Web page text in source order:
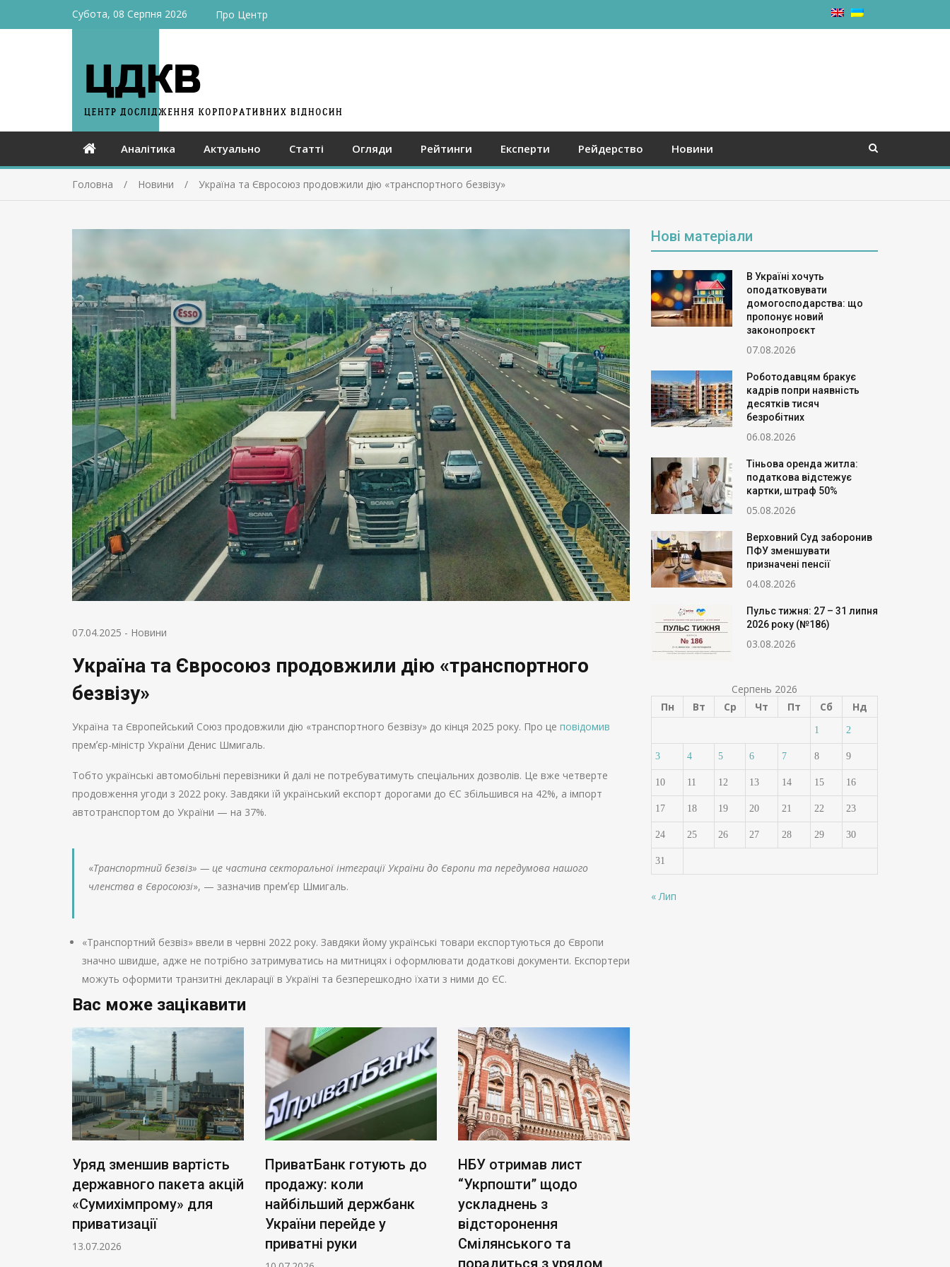
Субота, 08 Серпня 2026 Про Центр
Аналітика Актуально Статті Огляди Рейтинги Експерти Рейдерство Новини
Головна Новини Україна та Євросоюз продовжили дію «транспортного безвізу»
07.04.2025 - Новини
Україна та Євросоюз продовжили дію «транспортного
безвізу»
Україна та Європейський Союз продовжили дію «транспортного безвізу» до кінця 2025 року. Про це повідомив
премʼєр-міністр України Денис Шмигаль.
Тобто українські автомобільні перевізники й далі не потребуватимуть спеціальних дозволів. Це вже четверте
продовження угоди з 2022 року. Завдяки їй український експорт дорогами до ЄС збільшився на 42%, а імпорт
автотранспортом до України — на 37%.
«Транспортний безвіз» — це частина секторальної інтеграції України до Європи та передумова нашого
членства в Євросоюзі», — зазначив премʼєр Шмигаль.
«Транспортний безвіз» ввели в червні 2022 року. Завдяки йому українські товари експортуються до Європи
значно швидше, адже не потрібно затримуватись на митницях і оформлювати додаткові документи. Експортери
можуть оформити транзитні декларації в Україні та безперешкодно їхати з ними до ЄС.
Вас може зацікавити
Уряд зменшив вартість
державного пакета акцій
«Сумихімпрому» для
приватизації
13.07.2026
ПриватБанк готують до
продажу: коли
найбільший держбанк
України перейде у
приватні руки
НБУ отримав лист
“Укрпошти” щодо
ускладнень з
відсторонення
Смілянського та
порадиться з урядом
Нові матеріали
В Україні хочуть
оподатковувати
домогосподарства: що
пропонує новий
законопроєкт
07.08.2026
Роботодавцям бракує
кадрів попри наявність
десятків тисяч
безробітних
06.08.2026
Тіньова оренда житла:
податкова відстежує
картки, штраф 50%
05.08.2026
Верховний Суд заборонив
ПФУ зменшувати
призначені пенсії
04.08.2026
Пульс тижня: 27 – 31 липня
2026 року (№186)
03.08.2026
Серпень 2026
Пн
Вт Ср Чт Пт Сб Нд
1 2
3 4 5 6 7 8 9
10 11 12 13 14 15 16
17 18 19 20 21 22 23
24 25 26 27 28 29 30
31
« Лип